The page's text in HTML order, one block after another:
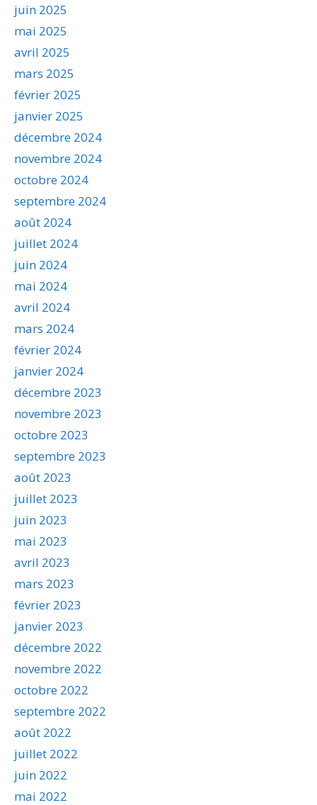
juin 2025
mai 2025
avril 2025
mars 2025
février 2025
janvier 2025
décembre 2024
novembre 2024
octobre 2024
septembre 2024
août 2024
juillet 2024
juin 2024
mai 2024
avril 2024
mars 2024
février 2024
janvier 2024
décembre 2023
novembre 2023
octobre 2023
septembre 2023
août 2023
juillet 2023
juin 2023
mai 2023
avril 2023
mars 2023
février 2023
janvier 2023
décembre 2022
novembre 2022
octobre 2022
septembre 2022
août 2022
juillet 2022
juin 2022
mai 2022